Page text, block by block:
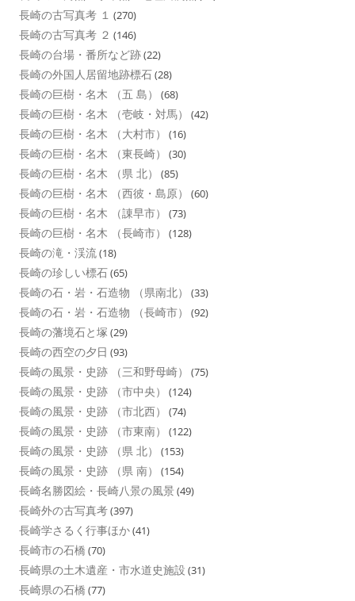
長崎の古写真考 １ (270)
長崎の古写真考 ２ (146)
長崎の台場・番所など跡(22)
長崎の外国人居留地跡標石(28)
長崎の巨樹・名木 （五 島） (68)
長崎の巨樹・名木 （壱岐・対馬） (42)
長崎の巨樹・名木 （大村市） (16)
長崎の巨樹・名木 （東長崎） (30)
長崎の巨樹・名木 （県 北） (85)
長崎の巨樹・名木 （西彼・島原） (60)
長崎の巨樹・名木 （諌早市） (73)
長崎の巨樹・名木 （長崎市） (128)
長崎の滝・渓流(18)
長崎の珍しい標石(65)
長崎の石・岩・石造物 （県南北） (33)
長崎の石・岩・石造物 （長崎市） (92)
長崎の藩境石と塚 (29)
長崎の西空の夕日 (93)
長崎の風景・史跡 （三和野母崎） (75)
長崎の風景・史跡 （市中央） (124)
長崎の風景・史跡 （市北西） (74)
長崎の風景・史跡 （市東南） (122)
長崎の風景・史跡 （県 北） (153)
長崎の風景・史跡 （県 南） (154)
長崎名勝図絵・長崎八景の風景 (49)
長崎外の古写真考(397)
長崎学さるく行事ほか(41)
長崎市の石橋 (70)
長崎県の土木遺産・市水道史施設 (31)
長崎県の石橋 (77)